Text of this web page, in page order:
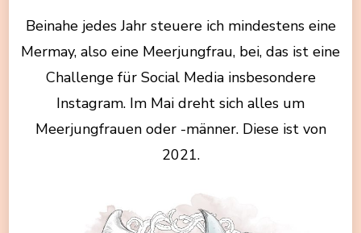
Beinahe jedes Jahr steuere ich mindestens eine
Mermay, also eine Meerjungfrau, bei, das ist eine
Challenge für Social Media insbesondere
Instagram. Im Mai dreht sich alles um
Meerjungfrauen oder -männer. Diese ist von
2021.